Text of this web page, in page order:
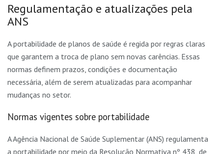
Regulamentação e atualizações pela
ANS
A portabilidade de planos de saúde é regida por regras claras
que garantem a troca de plano sem novas carências. Essas
normas definem prazos, condições e documentação
necessária, além de serem atualizadas para acompanhar
mudanças no setor.
Normas vigentes sobre portabilidade
A Agência Nacional de Saúde Suplementar (ANS) regulamenta
a portabilidade por meio da Resolução Normativa nº 438, de